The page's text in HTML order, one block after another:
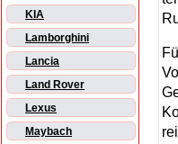
KIA
Lamborghini
Lancia
Land Rover
Lexus
Maybach